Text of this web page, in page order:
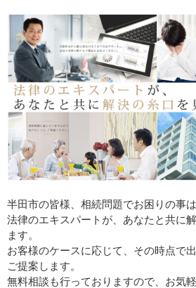
半田市の皆様、相続問題でお困りの事
法律のエキスパートが、あなたと共に
ます。
お客様のケースに応じて、その時点で
ご提案します。
無料相談も行っておりますので、お気